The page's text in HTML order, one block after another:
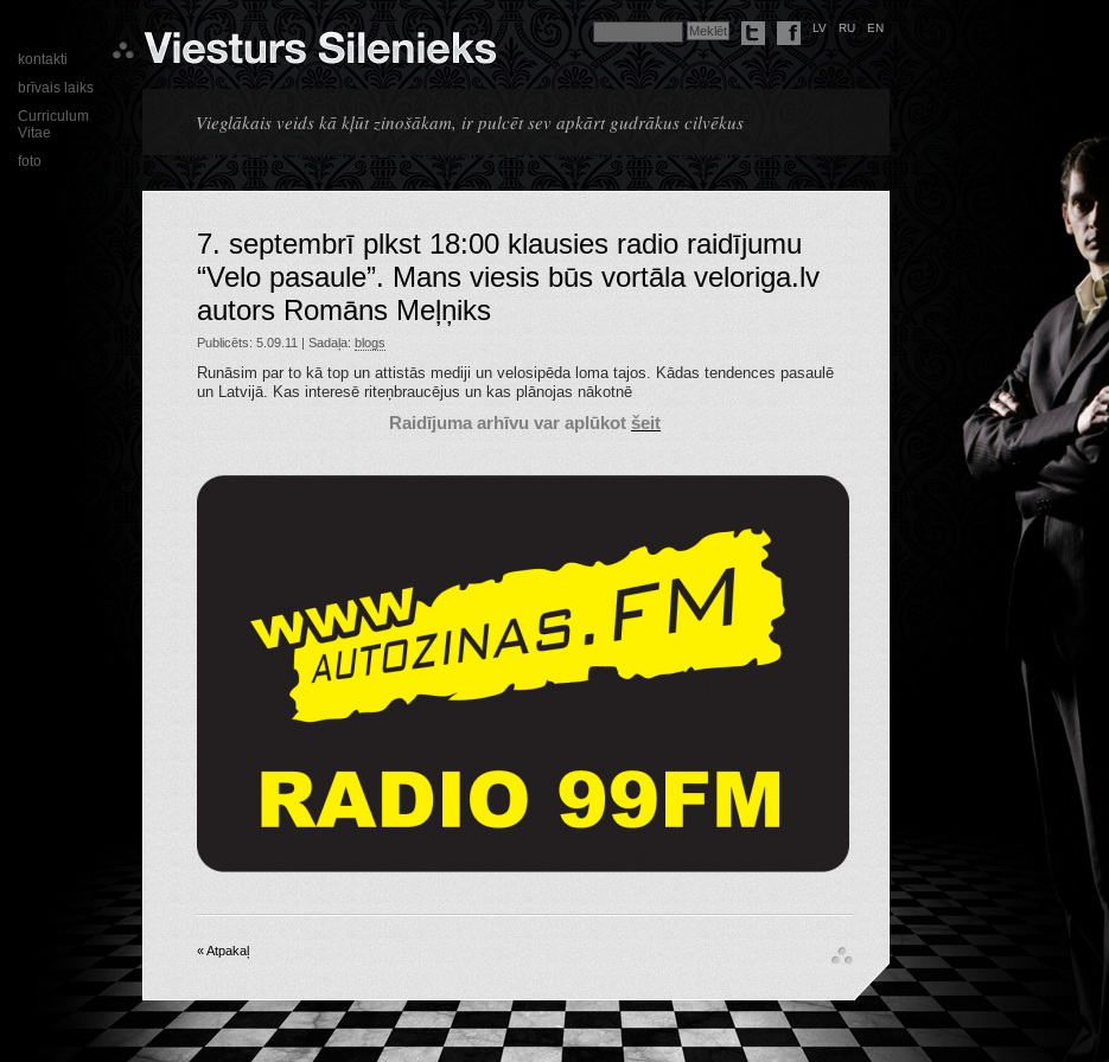
LV RU EN
Vieglākais veids kā kļūt zinošākam, ir pulcēt sev apkārt gudrākus cilvēkus
kontakti
brīvais laiks
Curriculum
Vitae
foto
7. septembrī plkst 18:00 klausies radio raidījumu
“Velo pasaule”. Mans viesis būs vortāla veloriga.lv
autors Romāns Meļņiks
Publicēts: 5.09.11 | Sadaļa: blogs
Runāsim par to kā top un attistās mediji un velosipēda loma tajos. Kādas tendences pasaulē
un Latvijā. Kas interesē riteņbraucējus un kas plānojas nākotnē
Raidījuma arhīvu var aplūkot šeit
« Atpakaļ